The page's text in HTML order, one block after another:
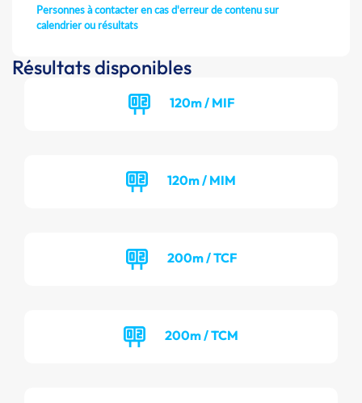
Personnes à contacter en cas d'erreur de contenu sur
calendrier ou résultats
Résultats disponibles
120m / MIF
120m / MIM
200m / TCF
200m / TCM